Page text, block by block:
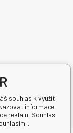
souhlas k využití
informace
reklam. Souhlas